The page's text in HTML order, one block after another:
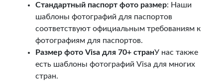
Стандартный паспорт фото размер: Наши
шаблоны фотографий для паспортов
соответствуют официальным требованиям к
фотографиям для паспортов.
Размер фото Visa для 70+ странУ нас также
есть шаблоны фотографий Visa для многих
стран.